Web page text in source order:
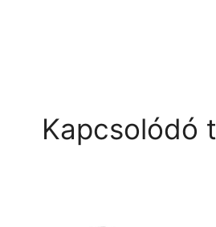
Kapcsolódó